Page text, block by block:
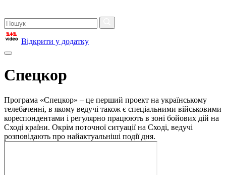
Відкрити у додатку
Спецкор
Програма «Спецкор» – це перший проект на українському
телебаченні, в якому ведучі також є спеціальними військовими
кореспондентами і регулярно працюють в зоні бойових дій на
Сході країни. Окрім поточної ситуації на Сході, ведучі
розповідають про найактуальніші події дня.